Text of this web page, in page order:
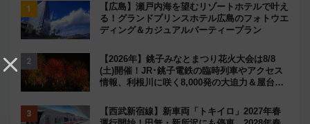
【広島】瀬戸内海を望むリゾートホテルで叶え
る！グランドプリンスホテル広島のフォトウエ
ディング＆カジュアルパーティープラン
【2026年】銚子みなとまつり花火大会は8/8
(土)開催！JR･銚子電鉄の臨時列車やアクセス
情報、利根川に咲く8,000発の大迫力＆屋台を
【西武新宿線】新車両「トキイロ」2027年春